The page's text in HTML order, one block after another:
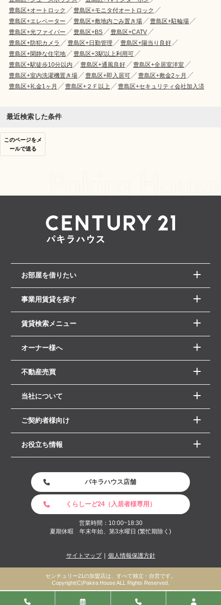
豊島区+オートロック
豊島区+モニタ付オートロック
豊島区+エレベーター
豊島区+敷地内ごみ置き場
豊島区+駐輪場
豊島区+光ファイバー
豊島区+BS
豊島区+CATV
豊島区+防犯カメラ
豊島区+日勤管理
豊島区+陽当り良好
豊島区+閑静な住宅地
豊島区+3駅以上利用可
豊島区+駅徒歩10分以内
豊島区+通風良好
豊島区+全居室洋室
豊島区+室内洗濯機置き場
豊島区+即入居可
豊島区+敷金2ヶ月
豊島区+礼金1ヶ月
豊島区+２Ｆ以上 豊島区+セキュリティ会社加入済
最近検索した条件
このページをメ
ールで送る
お部屋を借りたい
事業用賃貸を探す
賃貸検索メニュー
オーナー様へ
不動産売買
当社について
ご契約者様向け
お役立ち情報
パキラハウス店舗
くらしーど24（入居者様専用）
営業時間：10:00~18:30
夏期休暇 年末年始、第3水曜日 (繁忙期除く)
サイトマップ 個人情報保護方針
センチュリー21の加盟店は、すべて独立・自営です。
Copyright(C)Pakira House ALL Rights Reserved.